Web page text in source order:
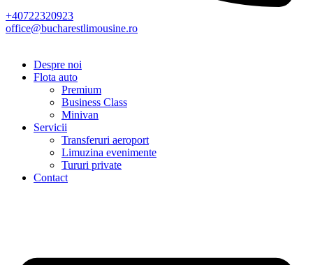
+40722320923
office@bucharestlimousine.ro
Despre noi
Flota auto
Premium
Business Class
Minivan
Servicii
Transferuri aeroport
Limuzina evenimente
Tururi private
Contact